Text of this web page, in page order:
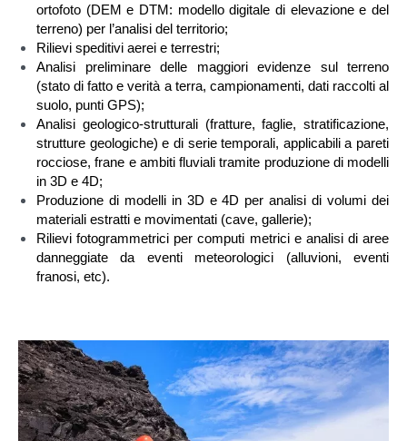
ortofoto (DEM e DTM: modello digitale di elevazione e del
terreno) per l’analisi del territorio;
Rilievi speditivi aerei e terrestri;
Analisi preliminare delle maggiori evidenze sul terreno
(stato di fatto e verità a terra, campionamenti, dati raccolti al
suolo, punti GPS);
Analisi geologico-strutturali (fratture, faglie, stratificazione,
strutture geologiche) e di serie temporali, applicabili a pareti
rocciose, frane e ambiti fluviali tramite produzione di modelli
in 3D e 4D;
Produzione di modelli in 3D e 4D per analisi di volumi dei
materiali estratti e movimentati (cave, gallerie);
Rilievi fotogrammetrici per computi metrici e analisi di aree
danneggiate da eventi meteorologici (alluvioni, eventi
franosi, etc).